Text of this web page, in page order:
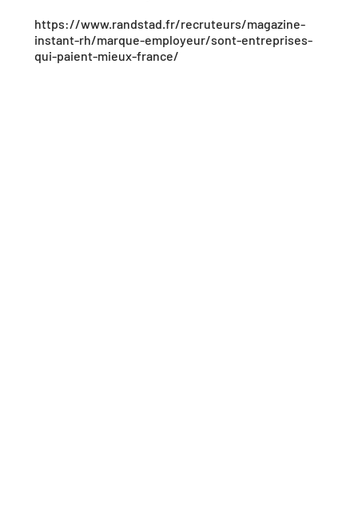
https://www.randstad.fr/recruteurs/magazine-
instant-rh/marque-employeur/sont-entreprises-
qui-paient-mieux-france/